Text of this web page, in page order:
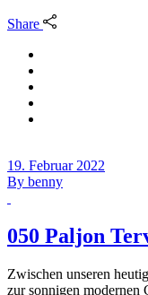
Share
19. Februar 2022
By benny
050 Paljon
Zwischen unseren
zur sonnigen modernen